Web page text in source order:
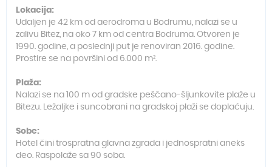
Lokacija:
Udaljen je 42 km od aerodroma u Bodrumu, nalazi se u
zalivu Bitez, na oko 7 km od centra Bodruma. Otvoren je
1990. godine, a poslednji put je renoviran 2016. godine.
Prostire se na površini od 6.000 m².
Plaža:
Nalazi se na 100 m od gradske peščano-šljunkovite plaže u
Bitezu. Ležaljke i suncobrani na gradskoj plaži se doplaćuju.
Sobe:
Hotel čini trospratna glavna zgrada i jednospratni aneks
deo. Raspolaže sa 90 soba.